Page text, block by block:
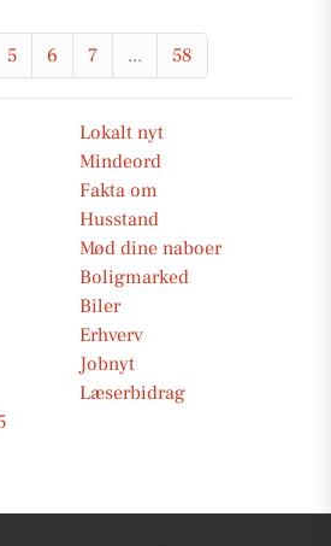
5 6 7 ... 58
Lokalt nyt
Mindeord
Fakta om
Husstand
Mød dine naboer
Boligmarked
Biler
Erhverv
Jobnyt
Læserbidrag